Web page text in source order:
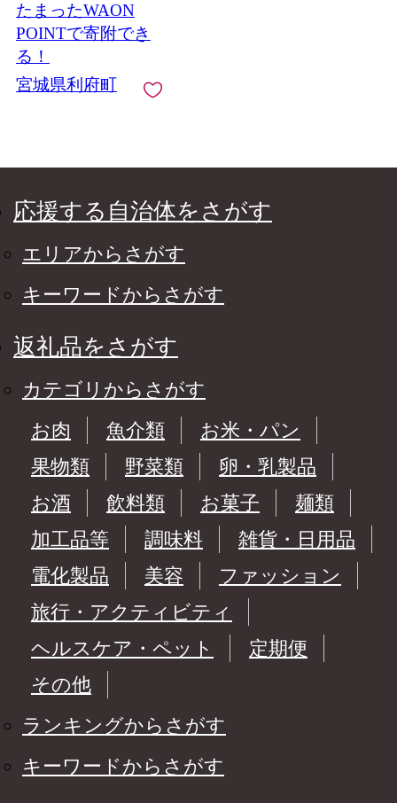
リア タンス 収納 家具
和 モダン 高級 和箪笥
小箪笥 伝統 工芸品 仏
壇 仏具 神具 飾り棚 欅
漆塗 彫金 金具 装飾 仙
たまったWAON
POINTで寄附でき
る！
宮城県利府町
応援する自治体をさがす
エリアからさがす
キーワードからさがす
返礼品をさがす
カテゴリからさがす
お肉
魚介類
お米・パン
果物類
野菜類
卵・乳製品
お酒
飲料類 お菓子
麺類
加工品等
調味料
雑貨・日用品
電化製品
美容
ファッション
旅行・アクティビティ
ヘルスケア・ペット
定期便
その他
ランキングからさがす
キーワードからさがす